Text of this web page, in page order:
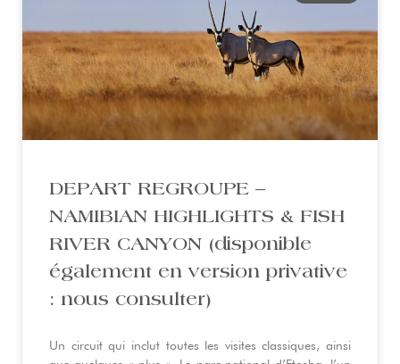
DEPART REGROUPE –
NAMIBIAN HIGHLIGHTS & FISH
RIVER CANYON (disponible
également en version privative
: nous consulter)
Un circuit qui inclut toutes les visites classiques, ainsi